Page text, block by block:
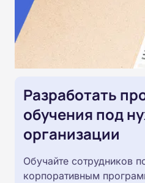
Разработать
обучения под
организации
Обучайте сотрудников
корпоративным